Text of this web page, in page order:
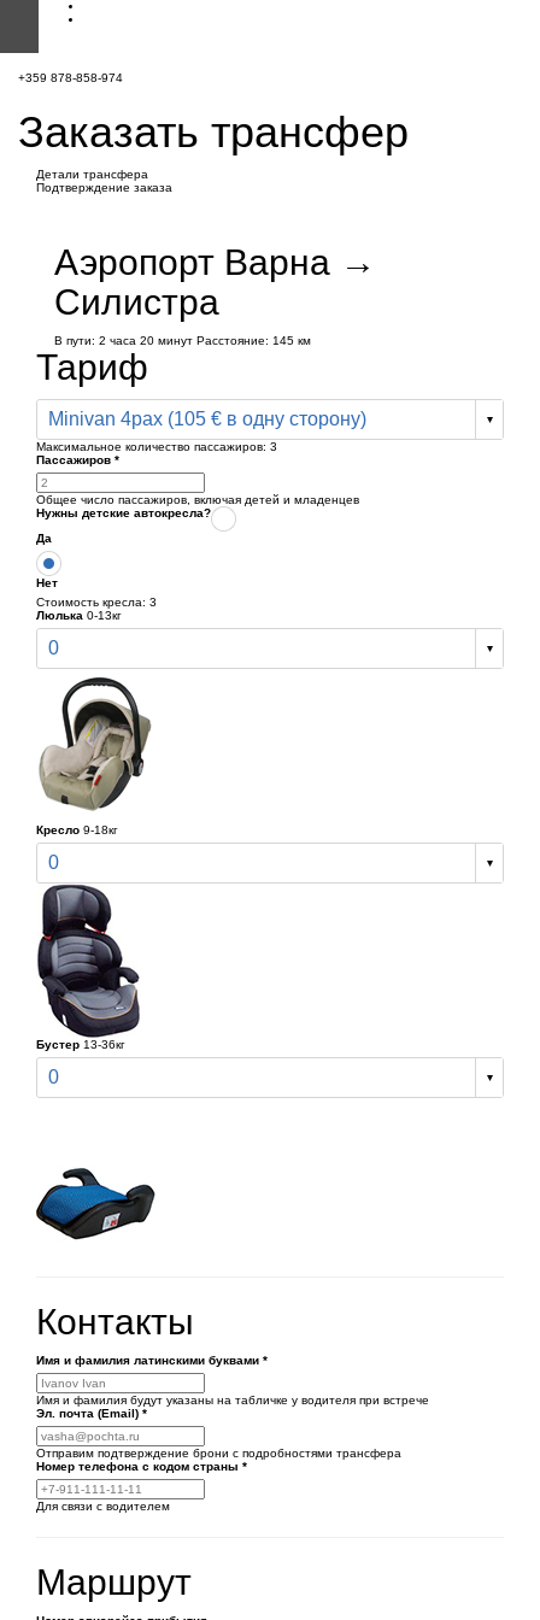
+359 878-858-974
Заказать трансфер
Детали трансфера
Подтверждение заказа
Аэропорт Варна →
Силистра
В пути: 2 часа 20 минут Расстояние: 145 км
Тариф
Minivan 4pax (105 € в одну сторону)
Максимальное количество пассажиров: 3
Пассажиров *
Общее число пассажиров, включая детей и младенцев
Нужны детские автокресла?
Да
Нет
Стоимость кресла: 3
Люлька 0-13кг
0
Кресло 9-18кг
0
Бустер 13-36кг
0
Контакты
Имя и фамилия латинскими буквами *
Имя и фамилия будут указаны на табличке у водителя при встрече
Эл. почта (Email) *
Отправим подтверждение брони с подробностями трансфера
Номер телефона с кодом страны *
Для связи с водителем
Маршрут